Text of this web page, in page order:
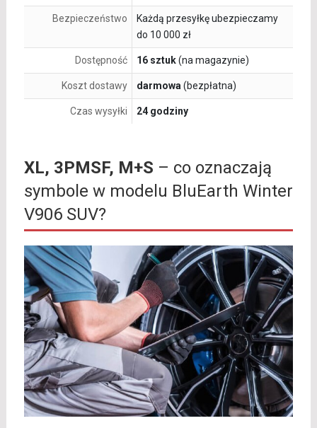
Bezpieczeństwo
Każdą przesyłkę ubezpieczamy
do 10 000 zł
Dostępność 16 sztuk(na magazynie)
Koszt dostawy darmowa (bezpłatna)
Czas wysyłki 24 godziny
XL, 3PMSF, M+S – co oznaczają
symbole w modelu BluEarth Winter
V906 SUV?